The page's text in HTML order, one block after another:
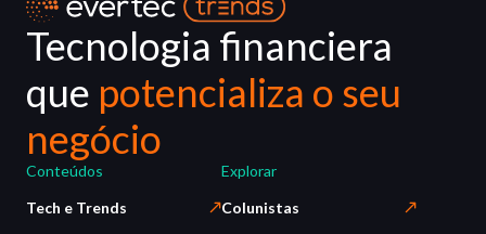
Tecnologia financiera
que potencializa o seu
negócio
Conteúdos
Tech e Trends
Explorar
Colunistas